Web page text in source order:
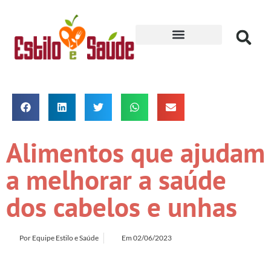
Alimentos que ajudam
a melhorar a saúde
dos cabelos e unhas
Por Equipe Estilo e Saúde Em 02/06/2023